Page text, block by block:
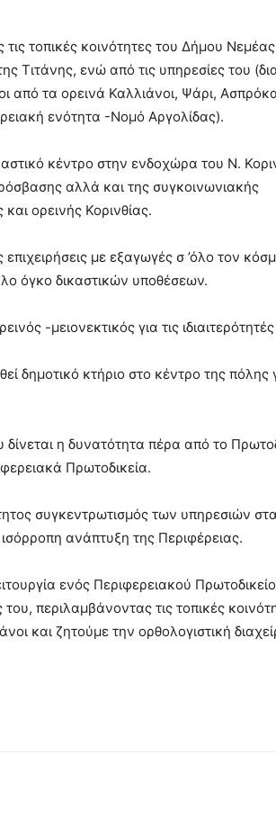
τοπικές κοινότητες του Δήμου
Τιτάνης, ενώ από τις υπηρεσίες του
από τα ορεινά Καλλιάνοι, Ψάρι,
ενότητα -Νομό Αργολίδας).
κέντρο στην ενδοχώρα του Ν.
αλλά και της συγκοινωνιακής
ορεινής Κορινθίας.
με εξαγωγές σ ’όλο τον
όγκο δικαστικών υποθέσεων.
-μειονεκτικός για τις
δημοτικό κτήριο στο κέντρο της πόλης
η δυνατότητα πέρα από το
Πρωτοδικεία.
συγκεντρωτισμός των υπηρεσιών στα
ανάπτυξη της Περιφέρειας.
ενός Περιφερειακού
περιλαμβάνοντας τις τοπικές
και ζητούμε την ορθολογιστική